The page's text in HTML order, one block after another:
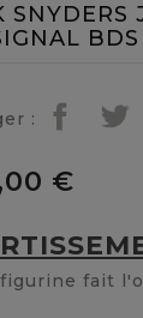
SNYDERS
:
€
fait